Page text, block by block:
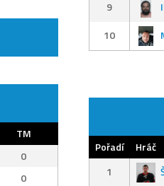
TM
0
0
9
10
Pořadí Hráč
1